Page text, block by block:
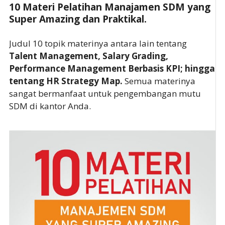
10 Materi Pelatihan Manajamen SDM yang
Super Amazing dan Praktikal.
Judul 10 topik materinya antara lain tentang
Talent Management, Salary Grading,
Performance Management Berbasis KPI; hingga
tentang HR Strategy Map. Semua materinya
sangat bermanfaat untuk pengembangan mutu
SDM di kantor Anda.